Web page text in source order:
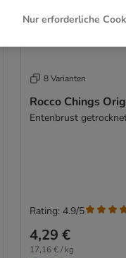
8 Varianten
Rocco Chings
Entenbrust
4,29 €
17,16 € / kg
Rating: 4.9/5
Nur erforderliche